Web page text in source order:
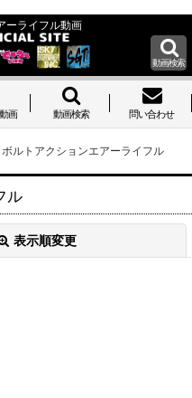
ーライフル動画
ホーム
動画検索
画 動画検索 問い合わせ
ボルトアクションエアーライフル
ル
表示順変更